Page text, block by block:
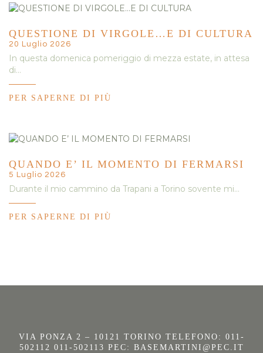
QUESTIONE DI VIRGOLE…E DI CULTURA
20 Luglio 2026
In questa domenica pomeriggio di mezza estate, in attesa
di…
PER SAPERNE DI PIÙ
QUANDO E’ IL MOMENTO DI FERMARSI
5 Luglio 2026
Durante il mio cammino da Trapani a Torino sovente mi…
PER SAPERNE DI PIÙ
VIA PONZA 2 – 10121 TORINO TELEFONO: 011-
502112 011-502113 PEC: BASEMARTINI@PEC.IT